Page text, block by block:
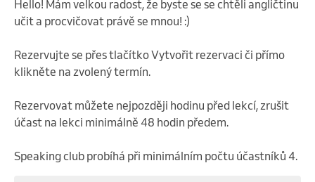
Hello! Mám velkou radost, že byste se se chtěli angličtinu
učit a procvičovat právě se mnou! :)
Rezervujte se přes tlačítko Vytvořit rezervaci či přímo
klikněte na zvolený termín.
Rezervovat můžete nejpozději hodinu před lekcí, zrušit
účast na lekci minimálně 48 hodin předem.
Speaking club probíhá při minimálním počtu účastníků 4.